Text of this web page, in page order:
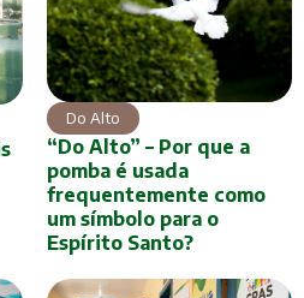
Do Alto
“Do Alto” – Por que a
pomba é usada
frequentemente como
um símbolo para o
Espírito Santo?